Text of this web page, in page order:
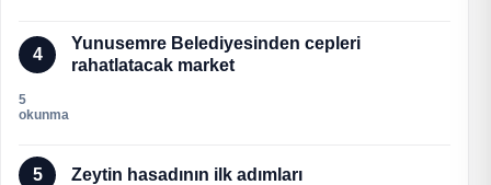
4
Yunusemre Belediyesinden cepleri
rahatlatacak market
5
okunma
5 Zeytin hasadının ilk adımları